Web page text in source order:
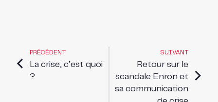
PRÉCÉDENT
La crise, c’est quoi
?
SUIVANT
Retour sur le
scandale Enron et
sa communication